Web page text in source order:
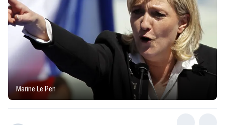
Marine Le Pen